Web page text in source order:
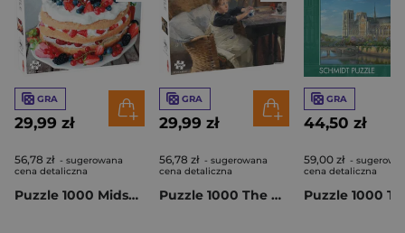
GRA
29,99 zł
56,78 zł - sugerowana
cena detaliczna
Puzzle 1000 Midsommar Cake 56680
GRA
29,99 zł
56,78 zł - sugerowana
cena detaliczna
Puzzle 1000 The Convalescent 54729
GRA
44,50 zł
59,00 zł -
cena detaliczna